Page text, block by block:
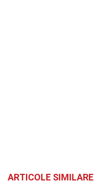
ARTICOLE SIMILARE